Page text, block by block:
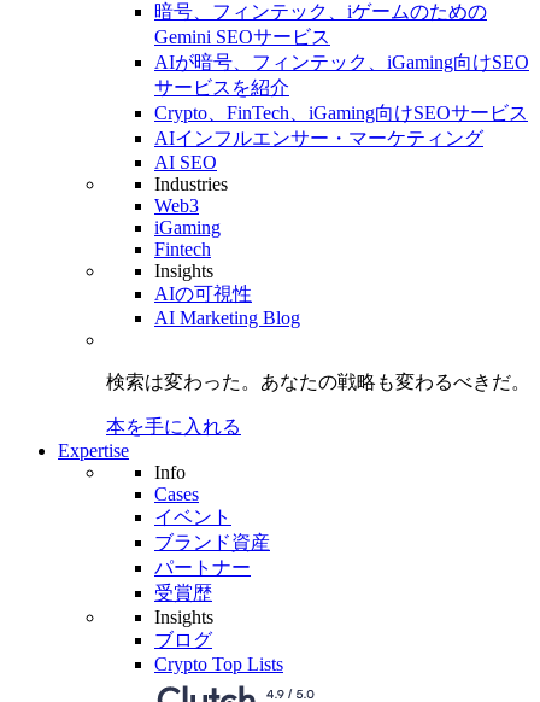
暗号、フィンテック、iゲームのための
Gemini SEOサービス
AIが暗号、フィンテック、iGaming向けSEO
サービスを紹介
Crypto、FinTech、iGaming向けSEOサービス
AIインフルエンサー・マーケティング
AI SEO
Industries
Web3
iGaming
Fintech
Insights
AIの可視性
AI Marketing Blog
検索は変わった。 あなたの戦略も変わるべきだ。
本を手に入れる
Expertise
Info
Cases
イベント
ブランド資産
パートナー
受賞歴
Insights
ブログ
Crypto Top Lists